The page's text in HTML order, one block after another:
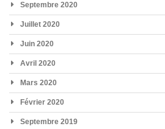
Septembre 2020
Juillet 2020
Juin 2020
Avril 2020
Mars 2020
Février 2020
Septembre 2019